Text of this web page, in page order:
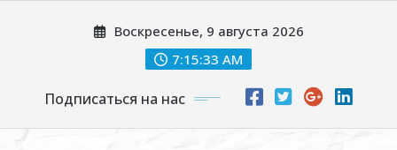
Воскресенье, 9 августа 2026
7:15:34 AM
Подписаться на нас